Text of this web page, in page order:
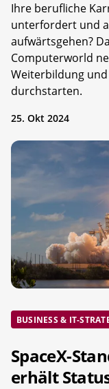
Ihre berufliche
unterfordert und
aufwärtsgehen?
Computerworld
Weiterbildung und
durchstarten.
25. Okt 2024
BUSINESS & IT-
SpaceX-
erhält